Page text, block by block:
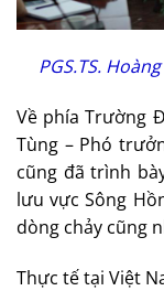
PGS.TS.
Về phía Trường
Tùng – Phó
cũng đã trình
lưu vực Sông
dòng chảy cũng
Thực tế tại Việt